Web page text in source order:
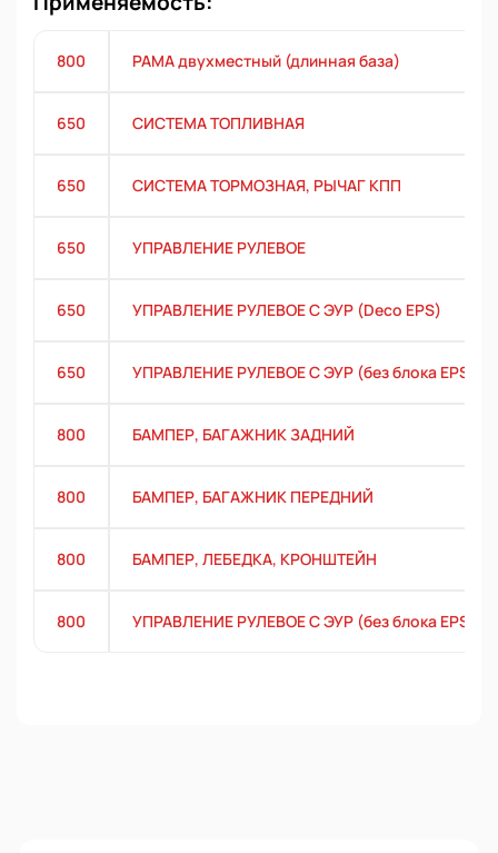
800 РАМА двухместный (длинная база)
650 СИСТЕМА ТОПЛИВНАЯ
650 СИСТЕМА ТОРМОЗНАЯ, РЫЧАГ КПП
650 УПРАВЛЕНИЕ РУЛЕВОЕ
650 УПРАВЛЕНИЕ РУЛЕВОЕ С ЭУР (Deco EPS)
650 УПРАВЛЕНИЕ РУЛЕВОЕ С ЭУР (без блока EPS)
800 БАМПЕР, БАГАЖНИК ЗАДНИЙ
800 БАМПЕР, БАГАЖНИК ПЕРЕДНИЙ
800 БАМПЕР, ЛЕБЕДКА, КРОНШТЕЙН
800 УПРАВЛЕНИЕ РУЛЕВОЕ С ЭУР (без блока EPS)